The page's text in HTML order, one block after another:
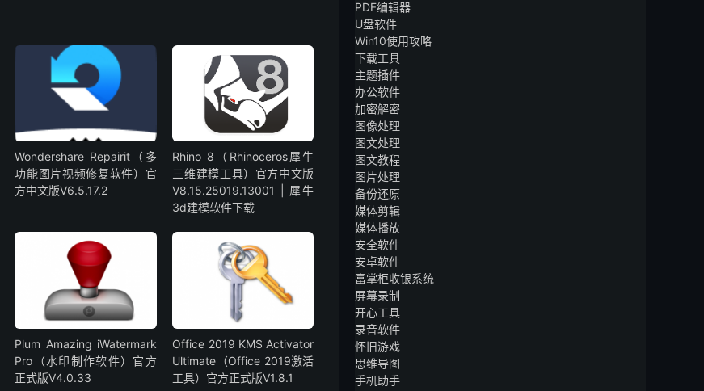
Wondershare Repairit（多
功能图片视频修复软件）官
方中文版V6.5.17.2
Rhino 8（Rhinoceros犀牛
三维建模工具）官方中文版
V8.15.25019.13001 | 犀牛
3d建模软件下载
Plum Amazing iWatermark
Pro（水印制作软件）官方
正式版V4.0.33
Office 2019 KMS Activator
Ultimate（Office 2019激活
工具）官方正式版V1.8.1
PDF编辑器
U盘软件
Win10使用攻略
下载工具
主题插件
办公软件
加密解密
图像处理
图文处理
图文教程
图片处理
备份还原
媒体剪辑
媒体播放
安全软件
安卓软件
富掌柜收银系统
屏幕录制
开心工具
录音软件
怀旧游戏
思维导图
手机助手